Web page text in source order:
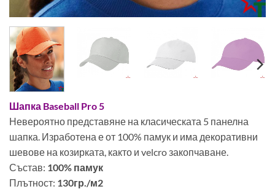
Шапка Baseball Pro 5
Невероятно представяне на класическата 5 панелна
шапка. Изработена е от 100% памук и има декоративни
шевове на козирката, както и velcro закопчаване.
Състав: 100% памук
Плътност: 130гр./м2